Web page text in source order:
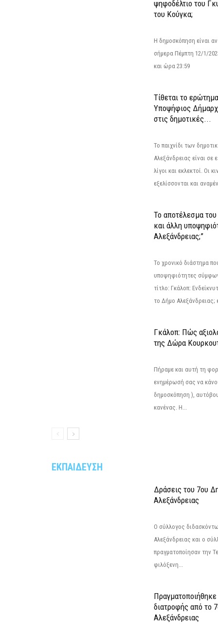
ψηφοδέλτιο του
του Κούγκα;
Η δημοσκόπηση είναι
σήμερα Πέμπτη 12/1/
και ώρα 23:59
Τίθεται το
Υποψήφιος
στις δημοτικές...
Το παιχνίδι των
Αλεξάνδρειας είναι σε
λίγοι και εκλεκτοί. Οι
εξελίσσονται και
Το αποτέλεσμα του
και άλλη
Αλεξάνδρειας;”
Το χρονικό διάστημα
υποψηφιότητες
τίτλο: Γκάλοπ:
το Δήμο Αλεξάνδρειας;
Γκάλοπ: Πώς
της Δώρα
Πήραμε και αυτή τη
ενημέρωσή σας να
δημοσκόπηση ),
κανένας. Η...
ΕΚΠΑΙΔΕΥΣΗ
Δράσεις του 7ου
Αλεξάνδρειας
Ο σύλλογος
Αλεξάνδρειας και ο
πραγματοποίησαν την
φιλόξενη...
διατροφής από το
Αλεξάνδρειας